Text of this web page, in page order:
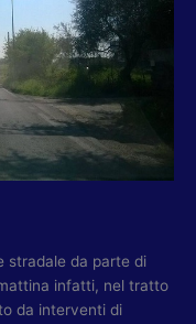
stradale da parte di
infatti, nel tratto
da interventi di